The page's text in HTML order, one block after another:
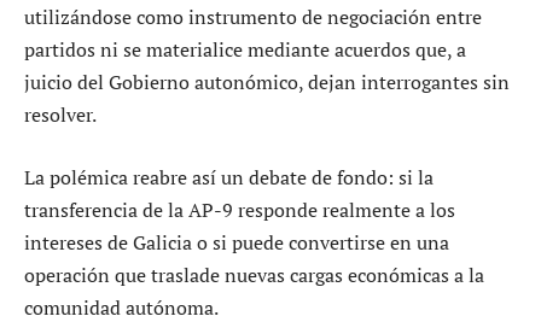
utilizándose como instrumento de negociación entre
partidos ni se materialice mediante acuerdos que, a
juicio del Gobierno autonómico, dejan interrogantes sin
resolver.
La polémica reabre así un debate de fondo: si la
transferencia de la AP-9 responde realmente a los
intereses de Galicia o si puede convertirse en una
operación que traslade nuevas cargas económicas a la
comunidad autónoma.